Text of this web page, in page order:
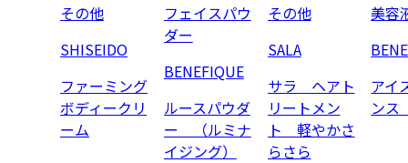
その他
SHISEIDO
ファーミング
ボディークリ
ーム
フェイスパウ
ダー
BENEFIQUE
ルースパウダ
ー （ルミナ
イジング）
その他
SALA
サラ ヘアト
リートメン
ト 軽やかさ
らさら
美容
アイ
ン